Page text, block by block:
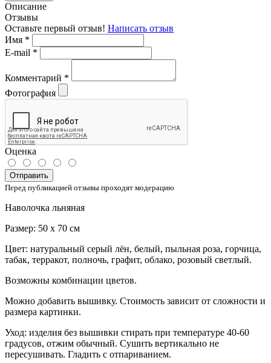
Описание
Отзывы
Оставьте первый отзыв! Написать отзыв
Имя *
E-mail *
Комментарий *
Фотография
Оценка
Отправить
Перед публикацией отзывы проходят модерацию
Наволочка льняная
Размер: 50 х 70 см
Цвет: натуральный серый лён, белый, пыльная роза, горчица,
табак, терракот, полночь, графит, облако, розовый светлый.
Возможны комбинации цветов.
Можно добавить вышивку. Стоимость зависит от сложности и
размера картинки.
Уход: изделия без вышивки стирать при температуре 40-60
градусов, отжим обычный. Сушить вертикально не
пересушивать. Гладить с отпариванием.